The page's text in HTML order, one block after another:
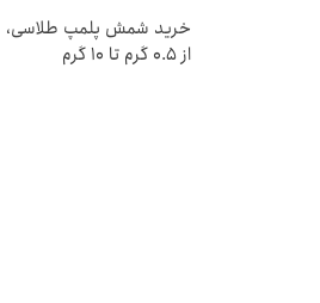
خرید شمش پلمپ طلاسی،
از ۰.۵ گرم تا ۱۰ گرم